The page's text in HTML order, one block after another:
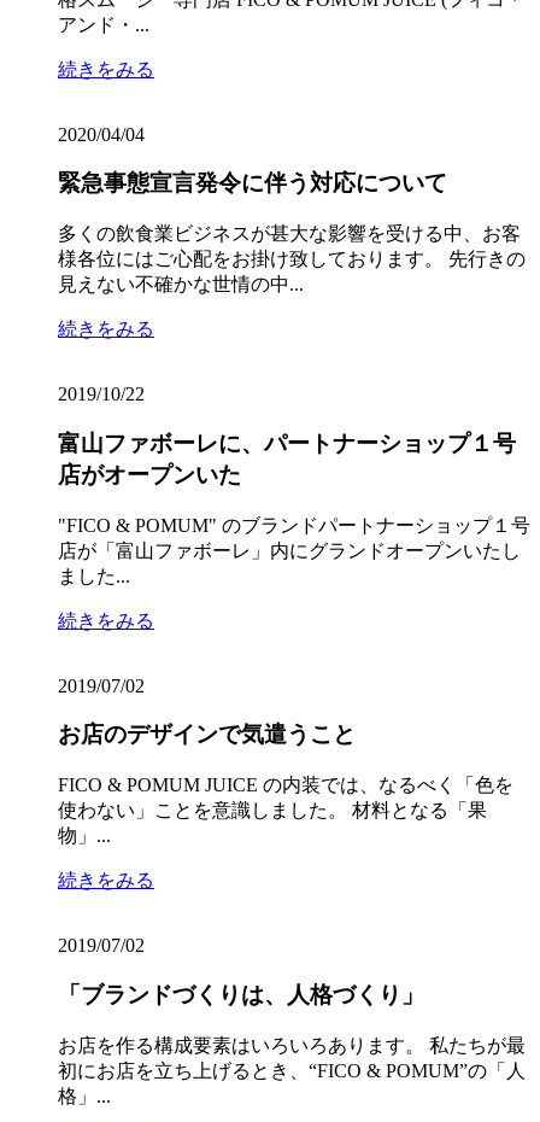
アンド・...
続きをみる
2020/04/04
緊急事態宣言発令に伴う対応について
多くの飲食業ビジネスが甚大な影響を受ける中、お客
様各位にはご心配をお掛け致しております。 先行きの
見えない不確かな世情の中...
続きをみる
2019/10/22
富山ファボーレに、パートナーショップ１号
店がオープンいた
"FICO & POMUM" のブランドパートナーショップ１号
店が「富山ファボーレ」内にグランドオープンいたし
ました...
続きをみる
2019/07/02
お店のデザインで気遣うこと
FICO & POMUM JUICE の内装では、なるべく「色を
使わない」ことを意識しました。 材料となる「果
物」...
続きをみる
2019/07/02
「ブランドづくりは、人格づくり」
お店を作る構成要素はいろいろあります。 私たちが最
初にお店を立ち上げるとき、“FICO & POMUM”の「人
格」...